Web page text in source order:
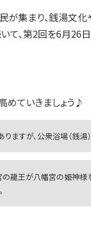
が集まり、銭湯文
て、第2回を6月26
めていきましょう♪
すが、公衆浴場（銭湯
龍王が八幡宮の姫神様